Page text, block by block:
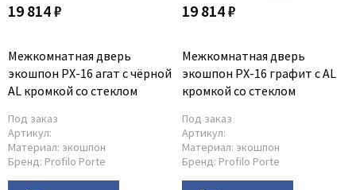
19 814 ₽
Межкомнатная дверь
экошпон PX-16 агат с чёрной
AL кромкой со стеклом
Под заказ
Артикул:
Материал: экошпон
Бренд: Profilo Porte
19 814 ₽
Межкомнатная дверь
экошпон PX-16 графит с AL
кромкой со стеклом
Под заказ
Артикул:
Материал: экошпон
Бренд: Profilo Porte